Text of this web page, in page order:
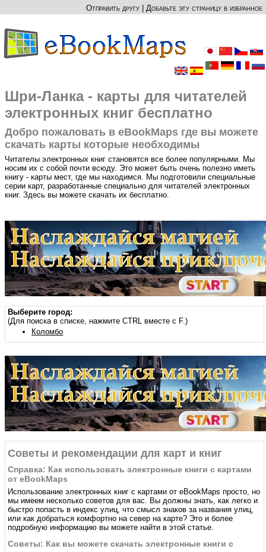
Отправить другу Добавьте эту страницу в избранное
Шри-Ланка - карты для читателей
электронных книг бесплатно
Добро пожаловать в eBookMaps где вы можете
скачать карты которые необходимы
Читателы электронных книг становятся все более популярными. Мы
носим их с собой почти всюду. Это может быть очень полезно иметь
книгу - карты мест, где мы находимся. Мы подготовили специальные
серии карт, разработанные специально для читателей электронных
книг. Здесь вы можете скачать их бесплатно.
Выберите город:
(Для поиска в списке, нажмите CTRL вместе с F.)
Коломбо
Советы и рекомендации для карт и книг
Справка: Как использовать электронные книги с картами
от eBookMaps
Использование электронных книг с картами от eBookMaps простo, но
мы имеем несколько советов для вас. Вы должны знать, как легко и
быстро попасть в индекс улиц, что смысл знаков за названия улиц,
или как добраться комфортно на север на карте? Это и более
подробную информацию вы можете найти в этой статье.
Советы: Как вы можете скачать электронные книги с